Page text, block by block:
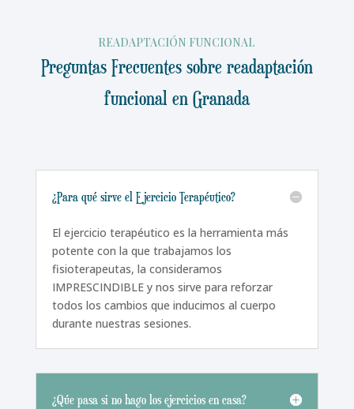
READAPTACIÓN FUNCIONAL
Preguntas Frecuentes sobre readaptación
funcional en Granada
¿Para qué sirve el Ejercicio Terapéutico?
El ejercicio terapéutico es la herramienta más
potente con la que trabajamos los
fisioterapeutas, la consideramos
IMPRESCINDIBLE y nos sirve para reforzar
todos los cambios que inducimos al cuerpo
durante nuestras sesiones.
¿Qúe pasa si no hago los ejercicios en casa?